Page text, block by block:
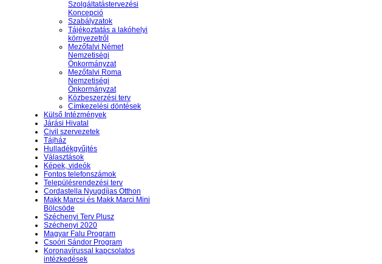
Szolgáltatástervezési
Koncepció
Szabályzatok
Tájékoztatás a lakóhelyi
környezetről
Mezőfalvi Német
Nemzetiségi
Önkormányzat
Mezőfalvi Roma
Nemzetiségi
Önkormányzat
Közbeszerzési terv
Címkezelési döntések
Külső Intézmények
Járási Hivatal
Civil szervezetek
Tájház
Hulladékgyűjtés
Választások
Képek, videók
Fontos telefonszámok
Településrendezési terv
Cordastella Nyugdíjas Otthon
Makk Marcsi és Makk Marci Mini
Bölcsöde
Széchenyi Terv Plusz
Széchenyi 2020
Magyar Falu Program
Csoóri Sándor Program
Koronavírussal kapcsolatos
intézkedések